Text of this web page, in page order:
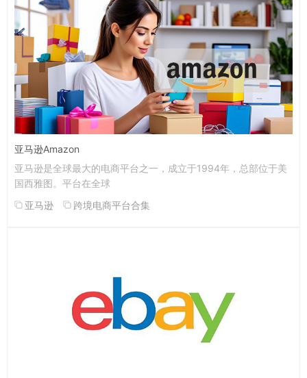
亚马逊Amazon
亚马逊是全球最大的电商平台之一，成立于1994年，总部位于美
国西雅图。平台在全球
亚马逊
跨境电商平台合集